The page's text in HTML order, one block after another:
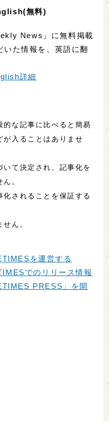
無料)
News」に無料掲載
いた情報を、英語に翻
詳細
な記事に比べると簡易
が入ることはありませ
て決定され、記事化を
。
されることを保証する
ん。
を運営する
でのリリース情報
PRESS」を開